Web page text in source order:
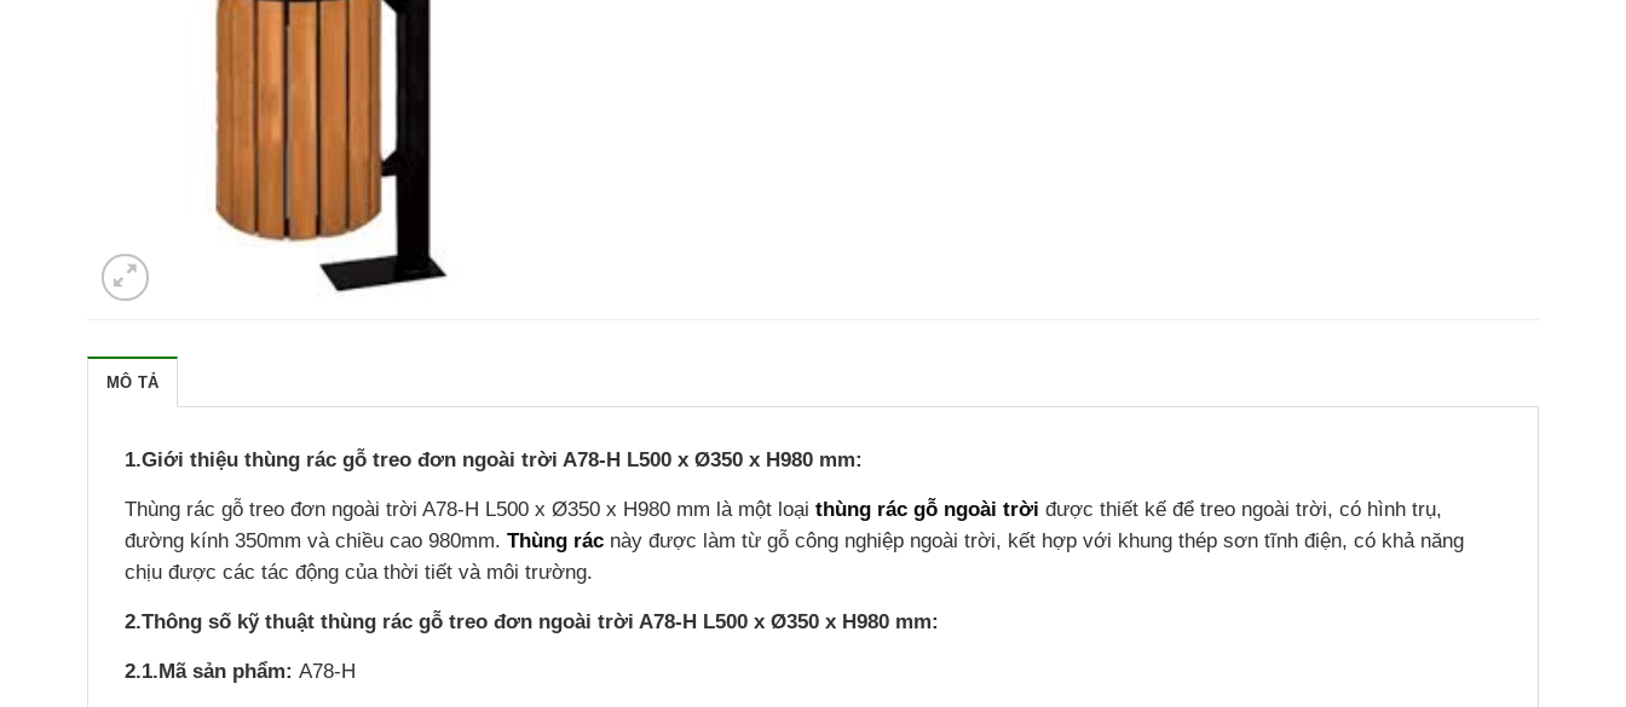
MÔ TẢ
1.Giới thiệu thùng rác gỗ treo đơn ngoài trời A78-H L500 x Ø350 x H980 mm:
Thùng rác gỗ treo đơn ngoài trời A78-H L500 x Ø350 x H980 mm là một loại thùng rác gỗ ngoài trời được thiết kế để treo ngoài trời, có hình trụ,
đường kính 350mm và chiều cao 980mm. Thùng rác này được làm từ gỗ công nghiệp ngoài trời, kết hợp với khung thép sơn tĩnh điện, có khả năng
chịu được các tác động của thời tiết và môi trường.
2.Thông số kỹ thuật thùng rác gỗ treo đơn ngoài trời A78-H L500 x Ø350 x H980 mm:
2.1.Mã sản phẩm: A78-H